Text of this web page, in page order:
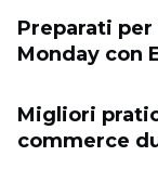
Preparati per
Monday con
Migliori
commerce